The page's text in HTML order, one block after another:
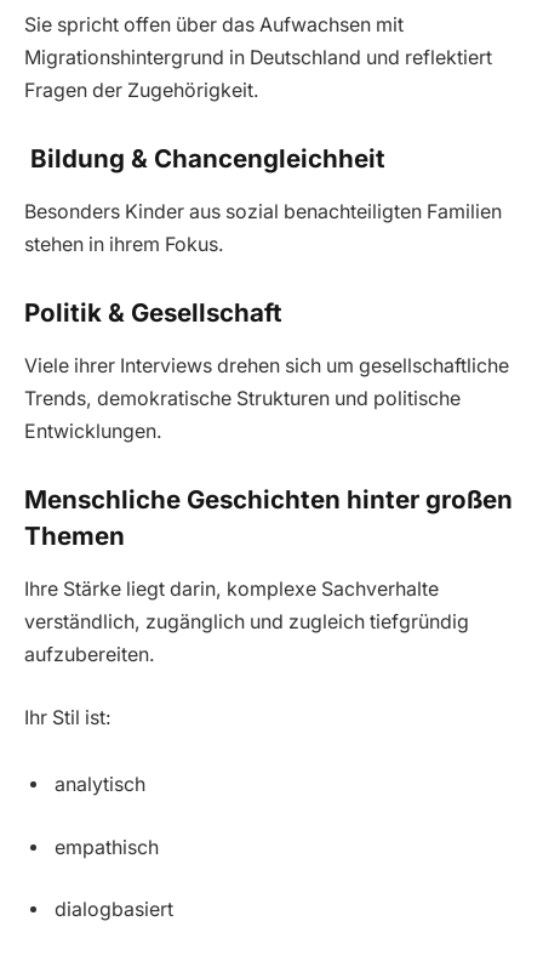
Sie spricht offen über das Aufwachsen mit
Migrationshintergrund in Deutschland und reflektiert
Fragen der Zugehörigkeit.
Bildung & Chancengleichheit
Besonders Kinder aus sozial benachteiligten Familien
stehen in ihrem Fokus.
Politik & Gesellschaft
Viele ihrer Interviews drehen sich um gesellschaftliche
Trends, demokratische Strukturen und politische
Entwicklungen.
Menschliche Geschichten hinter großen
Themen
Ihre Stärke liegt darin, komplexe Sachverhalte
verständlich, zugänglich und zugleich tiefgründig
aufzubereiten.
Ihr Stil ist:
analytisch
empathisch
dialogbasiert